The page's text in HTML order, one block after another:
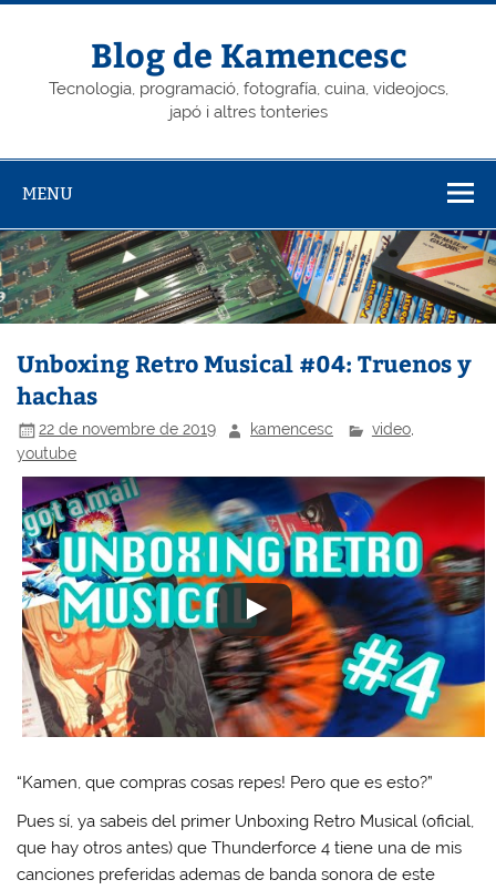
Skip
Blog de Kamencesc
Tecnologia, programació, fotografía, cuina, videojocs,
japó i altres tonteries
MENU
Unboxing Retro Musical #04: Truenos y
hachas
22 de novembre de 2019 kamencesc video,
youtube
“Kamen, que compras cosas repes! Pero que es esto?”
Pues sí, ya sabeis del primer Unboxing Retro Musical (oficial,
que hay otros antes) que Thunderforce 4 tiene una de mis
canciones preferidas ademas de banda sonora de este